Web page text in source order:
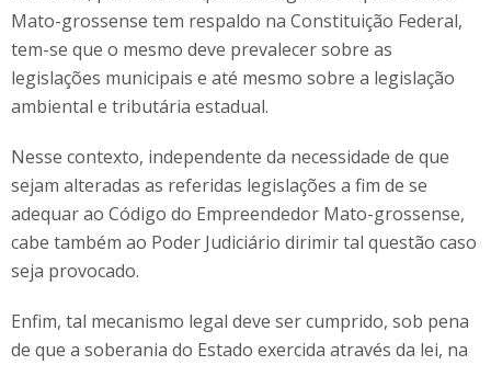
Mato-grossense tem respaldo na Constituição Federal,
tem-se que o mesmo deve prevalecer sobre as
legislações municipais e até mesmo sobre a legislação
ambiental e tributária estadual.
Nesse contexto, independente da necessidade de que
sejam alteradas as referidas legislações a fim de se
adequar ao Código do Empreendedor Mato-grossense,
cabe também ao Poder Judiciário dirimir tal questão caso
seja provocado.
Enfim, tal mecanismo legal deve ser cumprido, sob pena
de que a soberania do Estado exercida através da lei, na